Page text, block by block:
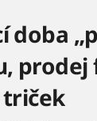
doba
triček